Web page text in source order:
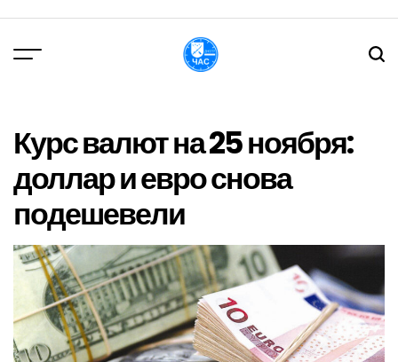
вмісту
Курс валют на 25 ноября:
доллар и евро снова
подешевели